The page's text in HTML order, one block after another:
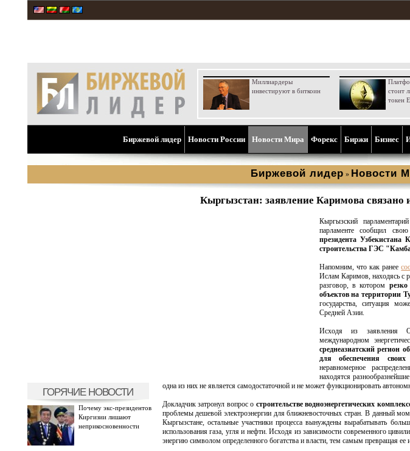
Миллиардеры
инвестируют в биткоин
стоит
токен
Биржевой лидер Новости России Новости Мира Форекс Биржи Бизнес
Биржевой лидер » Новости
ГОРЯЧИЕ НОВОСТИ
Почему экс-президентов
Киргизии лишают
неприкосновенности
Кыргызстан: заявление Каримова
Кыргызский
парламенте сообщил
президента Узбекистана
строительства ГЭС
Напомним, что как ранее
Ислам Каримов, находясь с
разговор, в котором
объектов на территории
государства, ситуация
Средней Азии.
Исходя из заявления
международном
среднеазиатский регион
для обеспечения
неравномерное
находятся
одна из них не является самодостаточной и не может функционировать
Докладчик затронул вопрос о строительстве водноэнергетических
проблемы дешевой электроэнергии для ближневосточных стран. В данный
Кыргызстане, остальные участники процесса вынуждены вырабатывать
использования газа, угля и нефти. Исходя из зависимости современного
энергию символом определенного богатства и власти, тем самым превращая ее